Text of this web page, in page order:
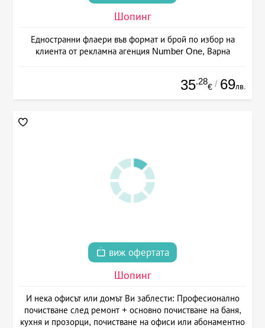
Шопинг
Едностранни флаери във формат и брой по избор на
клиента от рекламна агенция Number One, Варна
35.28
€ / 69лв.
виж офертата
Шопинг
И нека офисът или домът Ви заблести: Професионално
почистване след ремонт + основно почистване на баня,
кухня и прозорци, почистване на офиси или абонаментно